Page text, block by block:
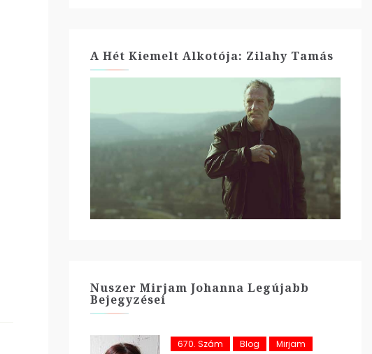
A Hét Kiemelt Alkotója: Zilahy Tamás
Nuszer Mirjam Johanna Legújabb
Bejegyzései
670. Szám Blog Mirjam